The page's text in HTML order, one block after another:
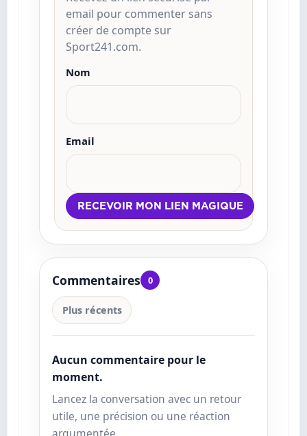
email pour commenter sans
créer de compte sur
Sport241.com.
Nom
Email
Commentaires 0
Plus récents
Aucun commentaire pour le
moment.
Lancez la conversation avec un retour
utile, une précision ou une réaction